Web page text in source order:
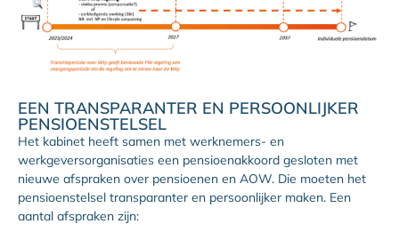
EEN TRANSPARANTER EN PERSOONLIJKER
PENSIOENSTELSEL
Het kabinet heeft samen met werknemers- en
werkgeversorganisaties een pensioenakkoord gesloten met
nieuwe afspraken over pensioenen en AOW. Die moeten het
pensioenstelsel transparanter en persoonlijker maken. Een
aantal afspraken zijn: